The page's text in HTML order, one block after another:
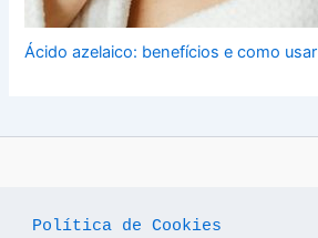
Ácido azelaico: benefícios e como usar
Política de Cookies